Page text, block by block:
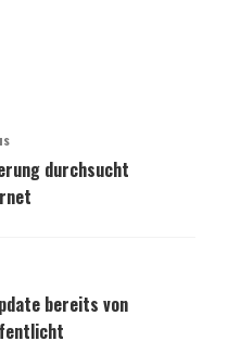
durchsucht
bereits von